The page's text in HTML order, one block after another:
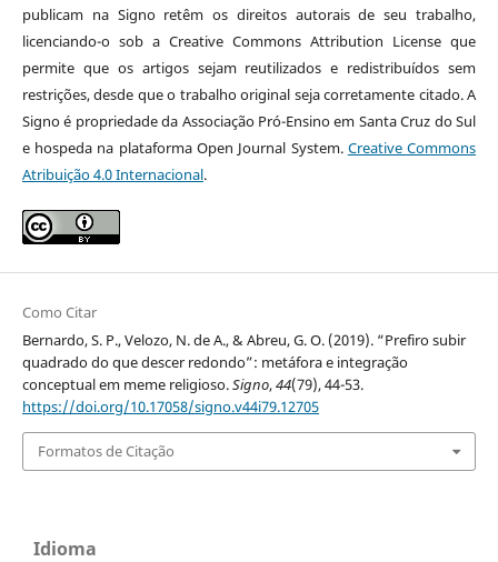
publicam na Signo retêm os direitos autorais de seu trabalho,
licenciando-o sob a Creative Commons Attribution License que
permite que os artigos sejam reutilizados e redistribuídos sem
restrições, desde que o trabalho original seja corretamente citado. A
Signo é propriedade da Associação Pró-Ensino em Santa Cruz do Sul
e hospeda na plataforma Open Journal System. Creative Commons
Atribuição 4.0 Internacional.
Como Citar
Bernardo, S. P., Velozo, N. de A., & Abreu, G. O. (2019). “Prefiro subir
quadrado do que descer redondo”: metáfora e integração
conceptual em meme religioso.Signo,44(79), 44-53.
https://doi.org/10.17058/signo.v44i79.12705
Formatos de Citação
Idioma